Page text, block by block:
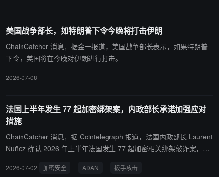
美国战争部长，如特朗普下令今晚将打击伊朗
ChainCatcher 消息，据金十报道，美国战争部长表示，如果特朗普
下令，美国将在今晚对伊朗进行打击。
2026-07-08
法国上半年发生 77 起加密绑架案，内政部长承诺加强应对
措施
ChainCatcher 消息，据 Cointelegraph 报道，法国内政部长 Laurent
Nuñez 确认 2026 年上半年法国发生 77 起加密相关绑架敲诈案，较
约 11% 人口持有加密资产。当局已推出快速警报系统，724 人注
2026-07-02 加密安全 ADAN 扳手攻击